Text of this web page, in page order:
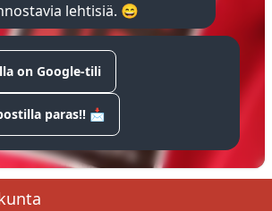
lehtisiä. 😄
on Google-tili
paras!! 📩